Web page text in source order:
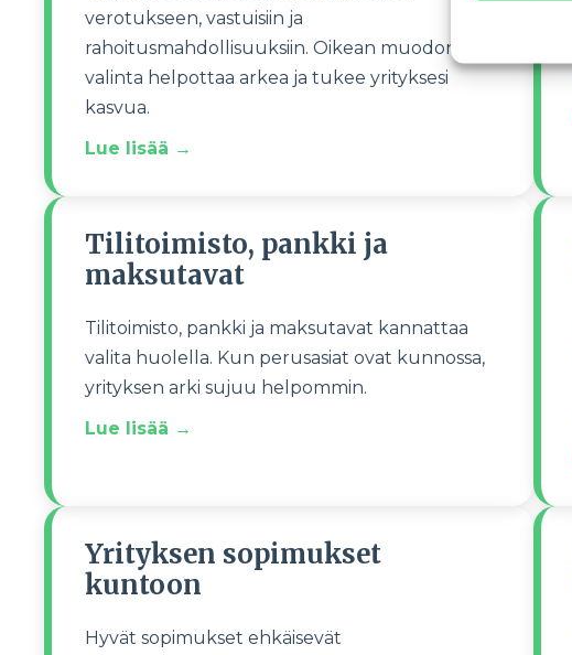
verotukseen, vastuisiin ja
rahoitusmahdollisuuksiin. Oikean muodon
valinta helpottaa arkea ja tukee yrityksesi
kasvua.
Lue lisää →
Tilitoimisto, pankki ja
maksutavat
Tilitoimisto, pankki ja maksutavat kannattaa
valita huolella. Kun perusasiat ovat kunnossa,
yrityksen arki sujuu helpommin.
Lue lisää →
Yrityksen sopimukset
kuntoon
Hyvät sopimukset ehkäisevät